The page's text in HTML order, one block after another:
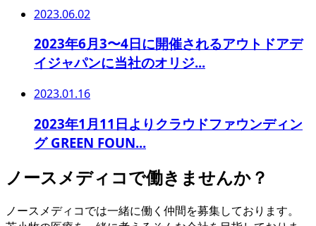
2023.06.02
2023年6月3〜4日に開催されるアウトドアデ
イジャパンに当社のオリジ...
2023.01.16
2023年1月11日よりクラウドファウンディン
グ GREEN FOUN...
ノースメディコで働きませんか？
ノースメディコでは一緒に働く仲間を募集しております。